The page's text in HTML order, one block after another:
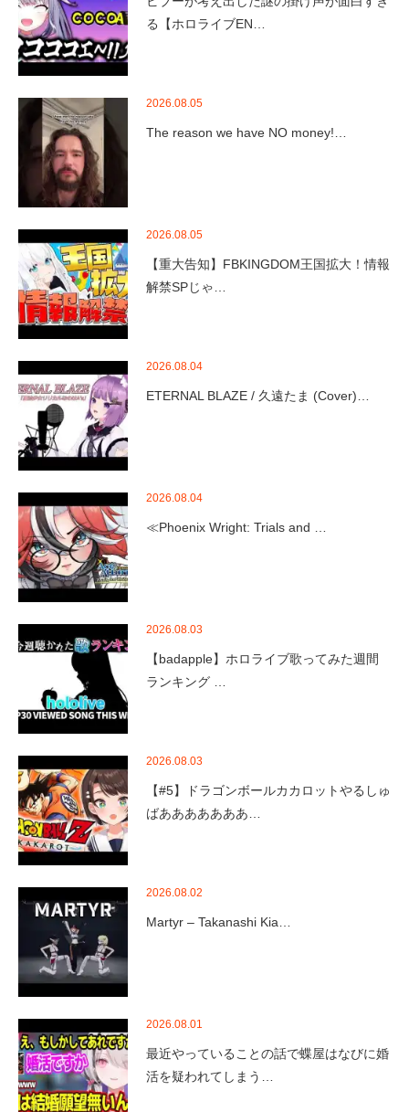
る【ホロライブEN…
2026.08.05
The reason we have NO money!…
2026.08.05
【重大告知】FBKINGDOM王国拡大！情報
解禁SPじゃ…
2026.08.04
ETERNAL BLAZE / 久遠たま (Cover)…
2026.08.04
≪Phoenix Wright: Trials and …
2026.08.03
【badapple】ホロライブ歌ってみた週間
ランキング …
2026.08.03
【#5】ドラゴンボールカカロットやるしゅ
ばあああああああ…
2026.08.02
Martyr – Takanashi Kia…
2026.08.01
最近やっていることの話で蝶屋はなびに婚
活を疑われてしまう…